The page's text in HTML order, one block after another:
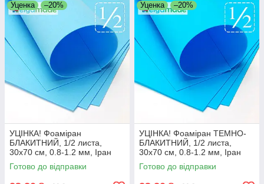
Уценка –20%
УЦІНКА! Фоаміран
БЛАКИТНИЙ, 1/2 листа,
30x70 см, 0.8-1.2 мм, Іран
Готово до відправки
Уценка –20%
УЦІНКА! Фоаміран ТЕМНО-
БЛАКИТНИЙ, 1/2 листа,
30x70 см, 0.8-1.2 мм, Іран
Готово до відправки